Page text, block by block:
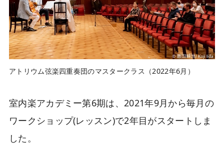
アトリウム弦楽四重奏団のマスタークラス（2022年6月）
室内楽アカデミー第6期は、2021年9月から毎月の
ワークショップ(レッスン)で2年目がスタートしま
した。